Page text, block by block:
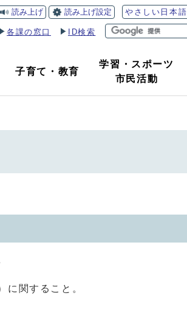
読み上げ 読み上げ設定 やさしい日本語
各課の窓口 ID検索
子育て ・ 教育
学習・スポーツ
市民活動
関すること。